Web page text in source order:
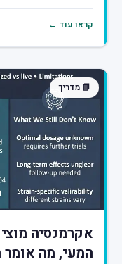
קראו עוד ←
📘 מדריך
אקרמנסיה
המעי, מה